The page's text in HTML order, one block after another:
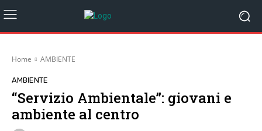
Home AMBIENTE
AMBIENTE
“Servizio Ambientale”: giovani e
ambiente al centro